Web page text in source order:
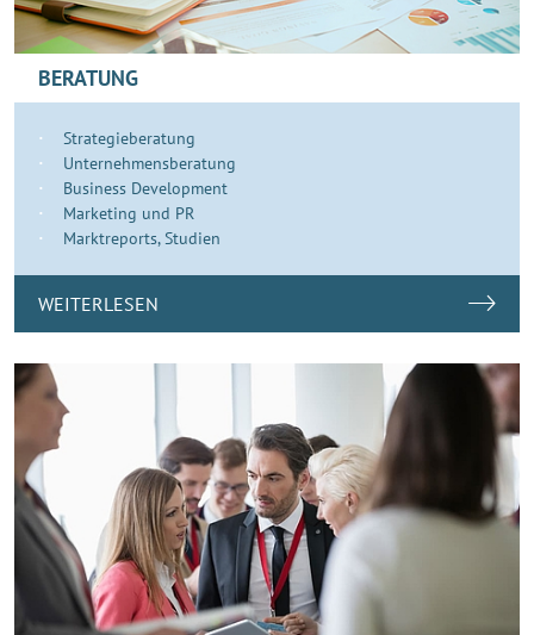
BERATUNG
Strategieberatung
Unternehmensberatung
Business Development
Marketing und PR
Marktreports, Studien
WEITERLESEN